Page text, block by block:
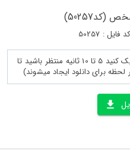
: 50257
پس از لود کامل صفحه روی دانلود کلیک کنید 5 تا 10 ثانیه منتظر باشید تا
لحظه برای دانلود ایجاد میشوند)